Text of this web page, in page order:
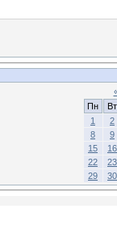
Пн
Вт
1
2
8
9
15
16
22
23
29
30